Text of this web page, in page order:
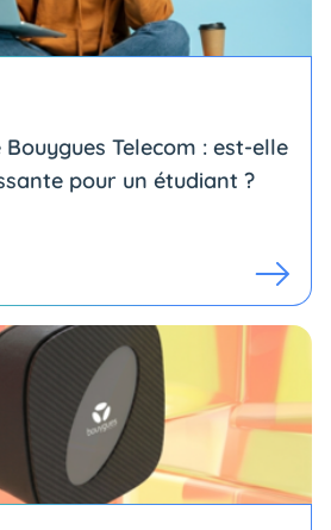
Telecom : est-elle
pour un étudiant ?